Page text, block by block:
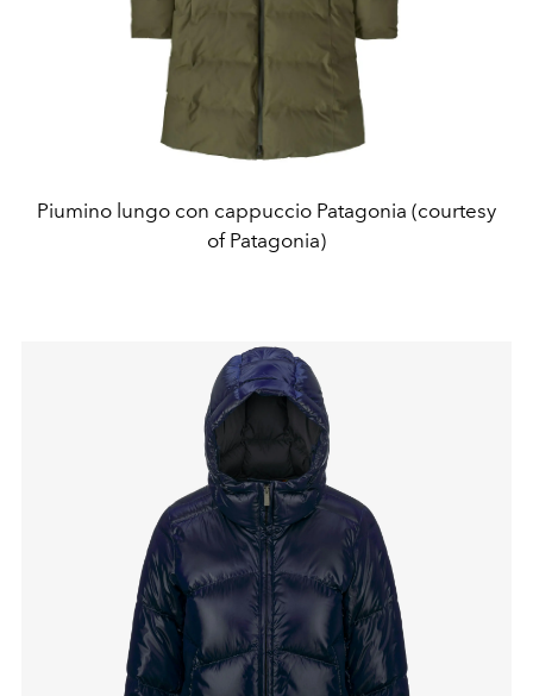
Piumino lungo con cappuccio Patagonia (courtesy
of Patagonia)